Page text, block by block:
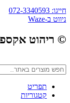
חייגו: 072-3340593
ניווט ב-Waze
© ריהוט אקספרס 2025 | כל
תפריט
קטגוריות